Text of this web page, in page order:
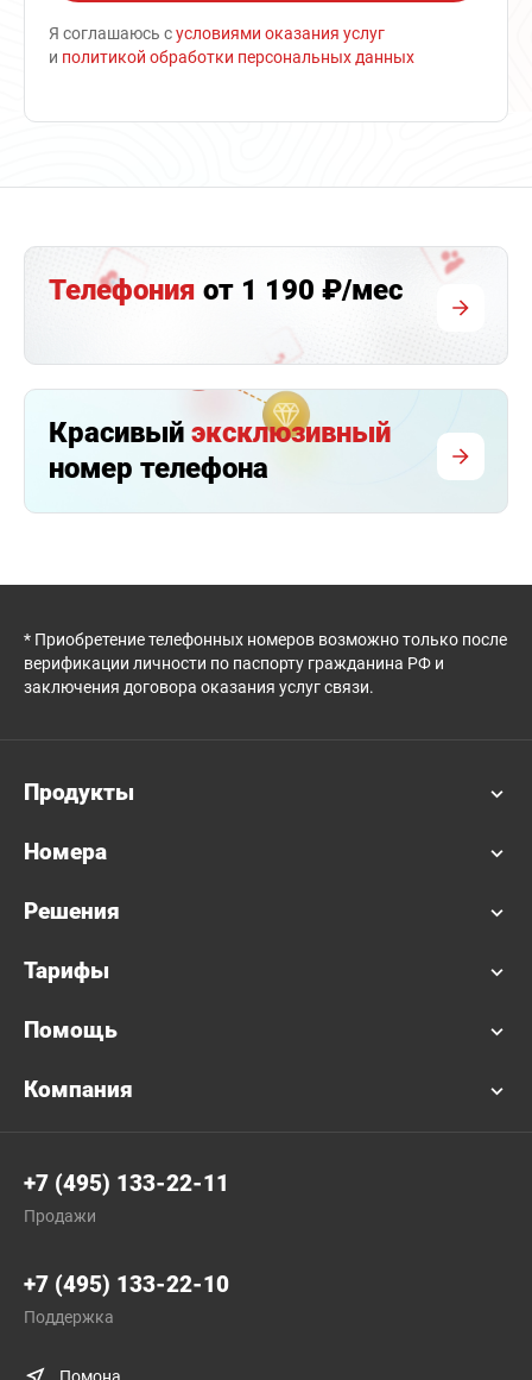
Я соглашаюсь сусловиями оказания услуг
и политикой обработки персональных данных
Телефония от 1 190 ₽/мес
Красивый эксклюзивный
номер телефона
* Приобретение телефонных номеров возможно только после
верификации личности по паспорту гражданина РФ и
заключения договора оказания услуг связи.
Продукты
Номера
Решения
Тарифы
Помощь
Компания
+7 (495) 133-22-11
Продажи
+7 (495) 133-22-10
Поддержка